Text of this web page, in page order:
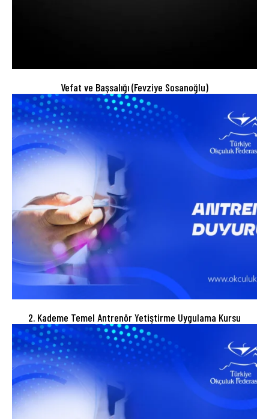
Vefat ve Başsalığı (Fevziye Sosanoğlu)
2. Kademe Temel Antrenör Yetiştirme Uygulama Kursu